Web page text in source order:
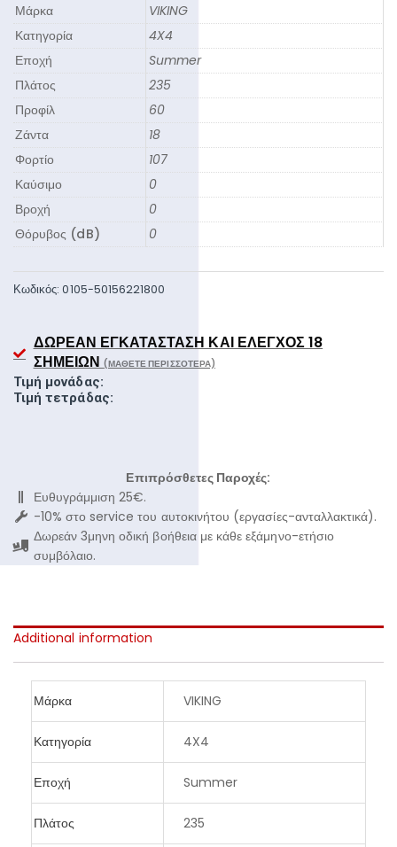
Μάρκα
VIKING
Κατηγορία
4X4
Εποχή
Summer
Πλάτος
235
Προφίλ
60
Ζάντα
18
Φορτίο
107
Καύσιμο
0
Βροχή
0
Θόρυβος (dB)
0
Κωδικός:0105-50156221800
ΔΩΡΕΆΝ ΕΓΚΑΤΆΣΤΑΣΗ ΚΑΙ ΈΛΕΓΧΟΣ 18
ΣΗΜΕΊΩΝ (ΜΆΘΕΤΕ ΠΕΡΙΣΣΌΤΕΡΑ)
Τιμή μονάδας:
Τιμή τετράδας:
Επιπρόσθετες Παροχές:
Ευθυγράμμιση 25€.
-10% στο service του αυτοκινήτου (εργασίες-ανταλλακτικά).
Δωρεάν 3μηνη οδική βοήθεια με κάθε εξάμηνο-ετήσιο
συμβόλαιο.
Additional information
Μάρκα VIKING
Κατηγορία 4X4
Εποχή Summer
Πλάτος 235